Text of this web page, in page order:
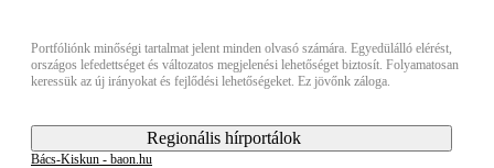
Portfóliónk minőségi tartalmat jelent minden olvasó számára. Egyedülálló elérést,
országos lefedettséget és változatos megjelenési lehetőséget biztosít. Folyamatosan
keressük az új irányokat és fejlődési lehetőségeket. Ez jövőnk záloga.
Regionális hírportálok
Bács-Kiskun - baon.hu